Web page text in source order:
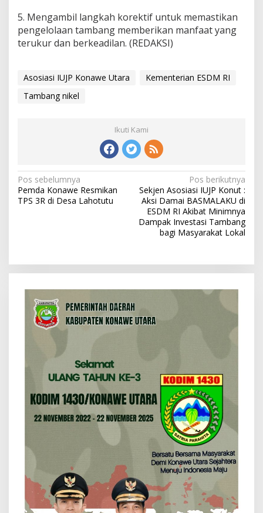
5. Mengambil langkah korektif untuk memastikan
pengelolaan tambang memberikan manfaat yang
terukur dan berkeadilan. (REDAKSI)
Asosiasi IUJP Konawe Utara
Kementerian ESDM RI
Tambang nikel
Ikuti Kami
N
a
a
Pos sebelumnya
Pemda Konawe Resmikan
TPS 3R di Desa Lahotutu
Pos berikutnya
Sekjen Asosiasi IUJP Konut :
Aksi Damai BASMALAKU di
ESDM RI Akibat Minimnya
Dampak Investasi Tambang
bagi Masyarakat Lokal